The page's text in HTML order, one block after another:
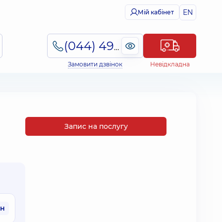
Мій кабінет EN
(044) 495-2-888
Замовити дзвінок Невідкладна
Запис на послугу